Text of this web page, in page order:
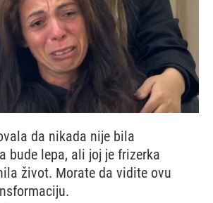
da nikada nije bila
bude lepa, ali joj je frizerka
život. Morate da vidite ovu